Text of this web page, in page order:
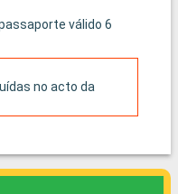
válido 6
no acto da